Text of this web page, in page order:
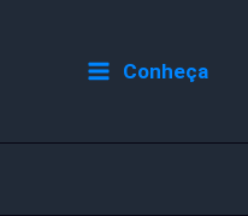
Conheça